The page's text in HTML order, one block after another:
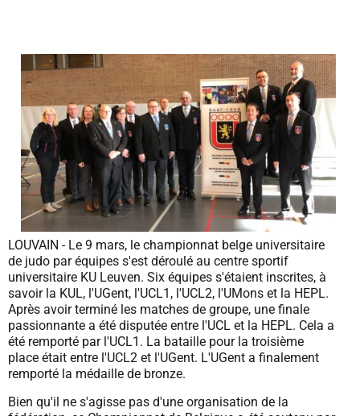
LOUVAIN - Le 9 mars, le championnat belge universitaire
de judo par équipes s'est déroulé au centre sportif
universitaire KU Leuven. Six équipes s'étaient inscrites, à
savoir la KUL, l'UGent, l'UCL1, l'UCL2, l'UMons et la HEPL.
Après avoir terminé les matches de groupe, une finale
passionnante a été disputée entre l'UCL et la HEPL. Cela a
été remporté par l'UCL1. La bataille pour la troisième
place était entre l'UCL2 et l'UGent. L'UGent a finalement
remporté la médaille de bronze.
Bien qu'il ne s'agisse pas d'une organisation de la